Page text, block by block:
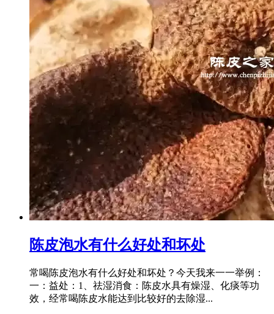
陈皮泡水有什么好处和坏处
常喝陈皮泡水有什么好处和坏处？今天我来一一举例：
一：益处：1、祛湿消食：陈皮水具有燥湿、化痰等功
效，经常喝陈皮水能达到比较好的去除湿...